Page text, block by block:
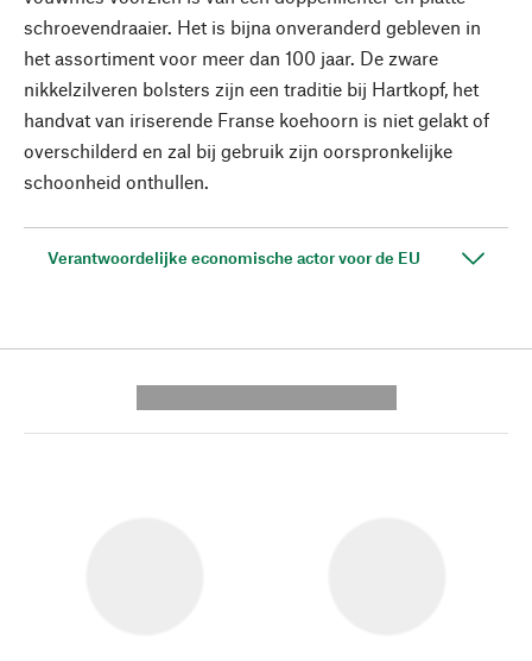
schroevendraaier. Het is bijna onveranderd gebleven in
het assortiment voor meer dan 100 jaar. De zware
nikkelzilveren bolsters zijn een traditie bij Hartkopf, het
handvat van iriserende Franse koehoorn is niet gelakt of
overschilderd en zal bij gebruik zijn oorspronkelijke
schoonheid onthullen.
Verantwoordelijke economische actor voor de EU